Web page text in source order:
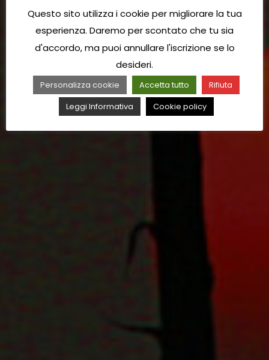
Questo sito utilizza i cookie per migliorare la tua
esperienza. Daremo per scontato che tu sia
d'accordo, ma puoi annullare l'iscrizione se lo
desideri.
Personalizza cookie Accetta tutto
Rifiuta
Leggi Informativa
Cookie policy